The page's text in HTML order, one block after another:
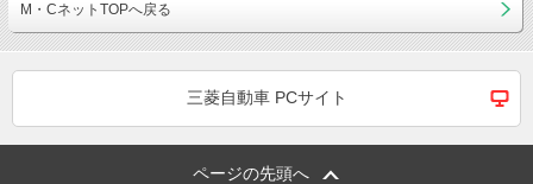
M・CネットTOPへ戻る
三菱自動車 PCサイト
ページの先頭へ